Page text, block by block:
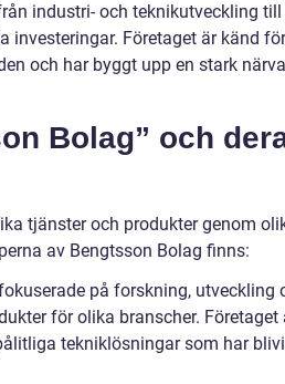
industri- och teknikutveckling till
Företaget är känd
och har byggt upp en stark
Bolag” och
tjänster och produkter genom
av Bengtsson Bolag finns:
på forskning, utveckling
för olika branscher. Företaget
tekniklösningar som har